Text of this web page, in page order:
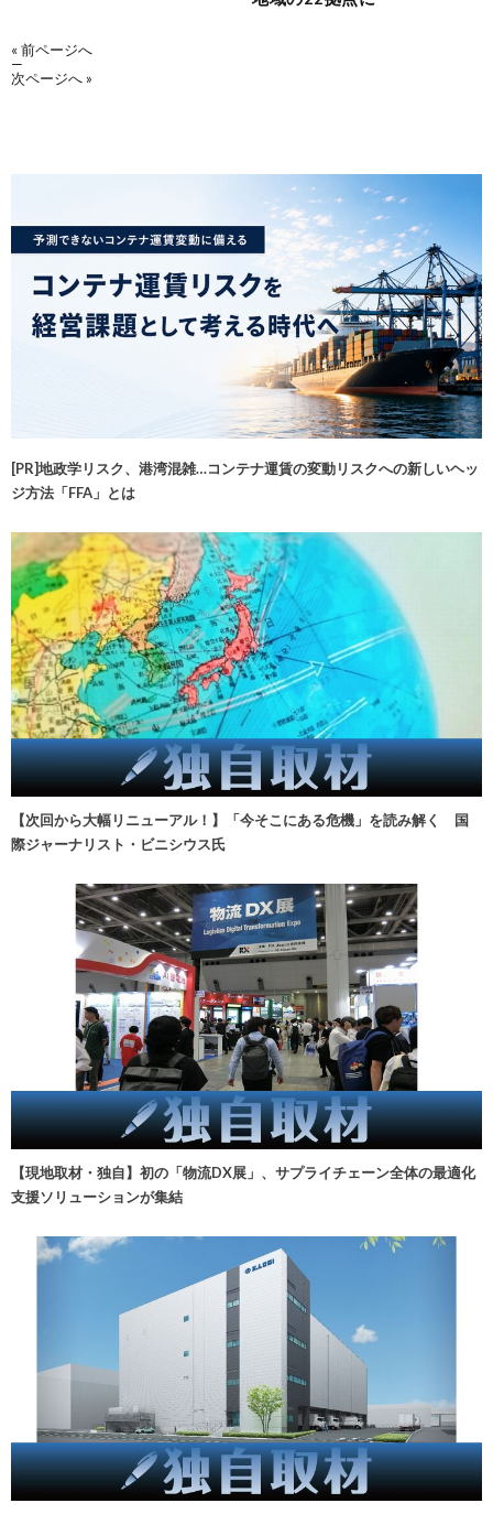
« 前ページへ
—
次ページへ »
[PR]地政学リスク、港湾混雑…コンテナ運賃の変動リスクへの新しいヘッ
ジ方法「FFA」とは
【次回から大幅リニューアル！】「今そこにある危機」を読み解く 国
際ジャーナリスト・ビニシウス氏
【現地取材・独自】初の「物流DX展」、サプライチェーン全体の最適化
支援ソリューションが集結